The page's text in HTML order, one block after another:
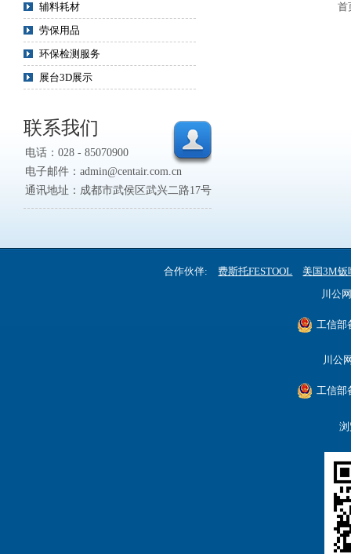
首
辅料耗材
劳保用品
环保检测服务
展台3D展示
联系我们
电话：028 - 85070900
电子邮件：admin@centair.com.cn
通讯地址：成都市武侯区武兴二路17号
合作伙伴: 费斯托FESTOOL
美国3M钣
川公
工信部
川公
工信部
浏